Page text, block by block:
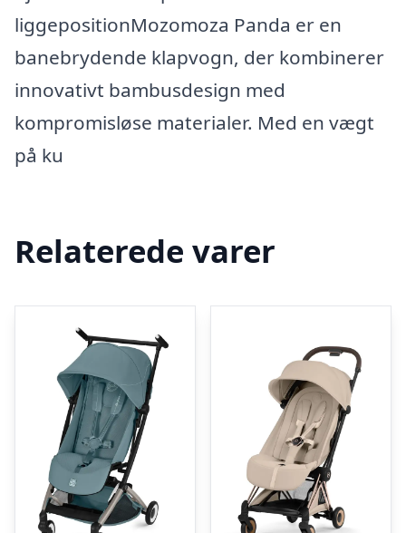
liggepositionMozomoza Panda er en
banebrydende klapvogn, der kombinerer
innovativt bambusdesign med
kompromisløse materialer. Med en vægt
på ku
Relaterede varer